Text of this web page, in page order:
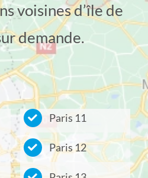
voisines d’île de
demande.
Paris 11
Paris 12